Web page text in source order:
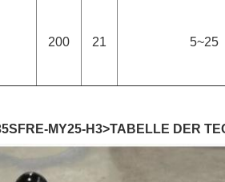
200 21 5~25
MY25-H3>TABELLE DER